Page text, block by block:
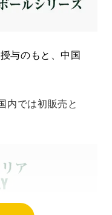
与のもと、中国
内では初販売と